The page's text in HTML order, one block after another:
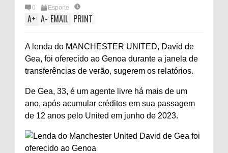
0 Esporte
A+ A- EMAIL PRINT
A lenda do MANCHESTER UNITED, David de
Gea, foi oferecido ao Genoa durante a janela de
transferências de verão, sugerem os relatórios.
De Gea, 33, é um agente livre há mais de um
ano, após acumular créditos em sua passagem
de 12 anos pelo United em junho de 2023.